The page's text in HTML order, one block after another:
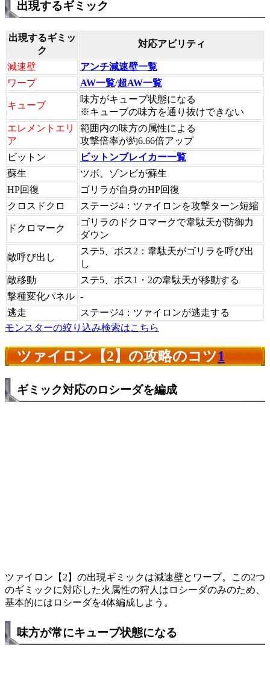
出現するギミック
出現するギミッ
ク
対応アビリティ
減速壁
アンチ減速壁一覧
ワープ
AW一覧/超AW一覧
キューブ
味方がキューブ状態になる
※キューブの味方を通り抜けできない
エレメントエリ
ア
範囲内の味方の属性による
攻撃倍率が約6.66倍アップ
ビットン
ビットンブレイカー一覧
蘇生
ツボ、ゾンビが蘇生
HP回復
ゴリラが自身のHP回復
クロスドクロ
ステージ4：ツァイロンを攻撃ターン短縮
ドクロマーク
ゴリラのドクロマークで韋駄天が防御力
ダウン
敵呼び出し
ステ5、ボス2：韋駄天がゴリラを呼び出
し
敵移動
ステ5、ボス1・2の韋駄天が移動する
撃種変化パネル -
逃走
ステージ4：ツァイロンが逃走する
モンスターの絞り込み検索はこちら
ツァイロン【2】の攻略のコツ1
ギミック対応のロシーダを編成
ツァイロン【2】の出現ギミックは減速壁とワープ。この2つ
のギミックに対応した火属性の狩人はロシーダのみのため、
基本的にはロシーダを4体編成しよう。
味方が常にキューブ状態になる